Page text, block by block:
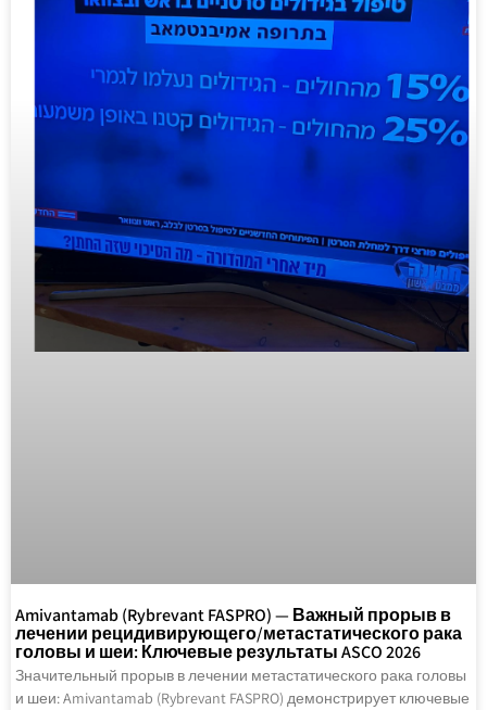
Amivantamab (Rybrevant FASPRO) — Важный прорыв в
лечении рецидивирующего/метастатического рака
головы и шеи: Ключевые результаты ASCO 2026
Значительный прорыв в лечении метастатического рака головы
и шеи: Amivantamab (Rybrevant FASPRO) демонстрирует ключевые